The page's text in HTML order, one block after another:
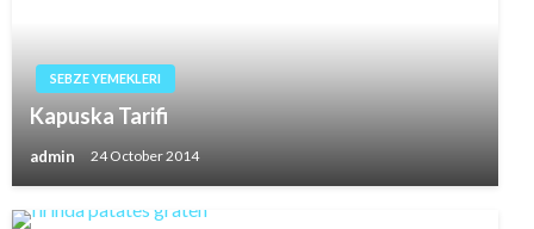
SEBZE YEMEKLERI
Kapuska Tarifi
admin 24 October 2014